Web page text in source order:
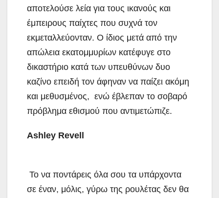
αποτελούσε λεία για τους ικανούς και
έμπειρους παίχτες που συχνά τον
εκμεταλλεύονταν. Ο ίδιος μετά από την
απώλεια εκατομμυρίων κατέφυγε στο
δικαστήριο κατά των υπευθύνων δυο
καζίνο επειδή τον άφηναν να παίζει ακόμη
και μεθυσμένος, ενώ έβλεπαν το σοβαρό
πρόβλημα εθισμού που αντιμετώπιζε.
Ashley Revell
Το να ποντάρεις όλα σου τα υπάρχοντα
σε έναν, μόλις, γύρω της ρουλέτας δεν θα